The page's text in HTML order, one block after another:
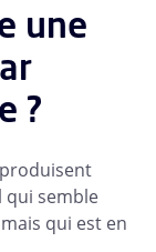
une
?
semble
qui est en